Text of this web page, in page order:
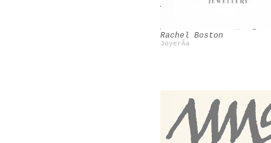
Rachel Boston
JoyerÃ­a
Shourouk